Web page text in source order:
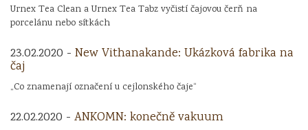
Urnex Tea Clean a Urnex Tea Tabz vyčistí čajovou čerň na
porcelánu nebo sítkách
23.02.2020 - New Vithanakande: Ukázková fabrika na
čaj
„Co znamenají označení u cejlonského čaje“
22.02.2020 - ANKOMN: konečně vakuum